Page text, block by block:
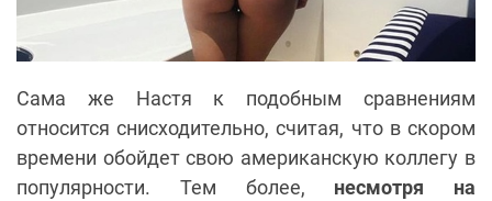
Сама же Настя к подобным сравнениям
относится снисходительно, считая, что в скором
времени обойдет свою американскую коллегу в
популярности. Тем более, несмотря на